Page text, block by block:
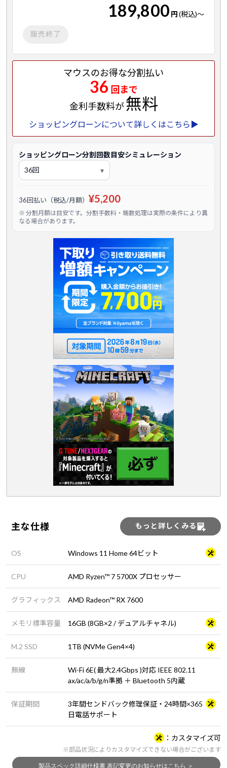
189,800 円(税込)～
販売終了
マウスのお得な分割払い
36 回まで
金利手数料が無料
ショッピングローンについて詳しくはこちら▶
ショッピングローン分割回数目安シミュレーション
36回払い（税込/月額） ¥5,200
※ 分割月額は目安です。分割手数料・端数処理は実際の条件により異
なる場合があります。
主な仕様 もっと詳しくみる
OS Windows 11 Home 64ビット
CPU AMD Ryzen™ 7 5700X プロセッサー
グラフィックス AMD Radeon™ RX 7600
メモリ標準容量 16GB (8GB×2 / デュアルチャネル)
M.2 SSD 1TB (NVMe Gen4×4)
無線
Wi-Fi 6E( 最大2.4Gbps )対応 IEEE 802.11
ax/ac/a/b/g/n準拠 ＋ Bluetooth 5内蔵
保証期間
3年間センドバック修理保証・24時間×365
日電話サポート
カスタマイズ可
※部品状況によりカスタマイズできない場合がございます